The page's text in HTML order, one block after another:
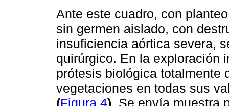
Ante este cuadro, con
sin germen aislado, con
insuficiencia aórtica severa,
quirúrgico. En la exploración
prótesis biológica totalmente
vegetaciones en todas sus
(Figura 4). Se envía muestra